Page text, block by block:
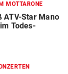
MOTTARONE
ATV-Star Mano
Todes-